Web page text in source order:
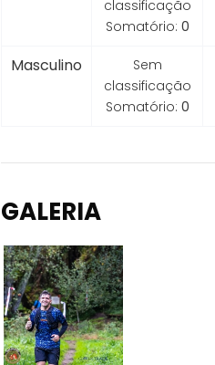
classificação
Somatório: 0
Masculino
Sem
classificação
Somatório: 0
GALERIA